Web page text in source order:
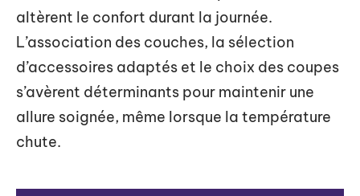
altèrent le confort durant la journée.
L’association des couches, la sélection
d’accessoires adaptés et le choix des coupes
s’avèrent déterminants pour maintenir une
allure soignée, même lorsque la température
chute.